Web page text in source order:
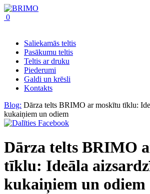
0
Saliekamās teltis
Pasākumu teltis
Teltis ar druku
Piederumi
Galdi un krēsli
Kontakts
Blog: Dārza telts BRIMO ar moskītu tīklu:
kukaiņiem un odiem
Dārza telts BRIMO
tīklu: Ideāla
kukaiņiem un odiem